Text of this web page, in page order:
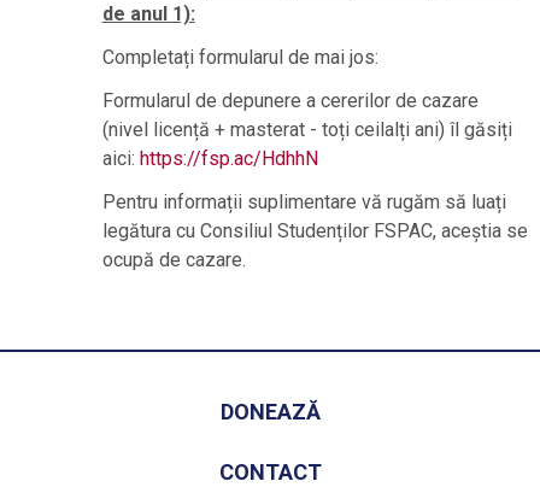
de anul 1):
Completați formularul de mai jos:
Formularul de depunere a cererilor de cazare
(nivel licență + masterat - toți ceilalți ani) îl găsiți
aici: https://fsp.ac/HdhhN
Pentru informații suplimentare vă rugăm să luați
legătura cu Consiliul Studenților FSPAC, aceștia se
ocupă de cazare.
DONEAZĂ
CONTACT